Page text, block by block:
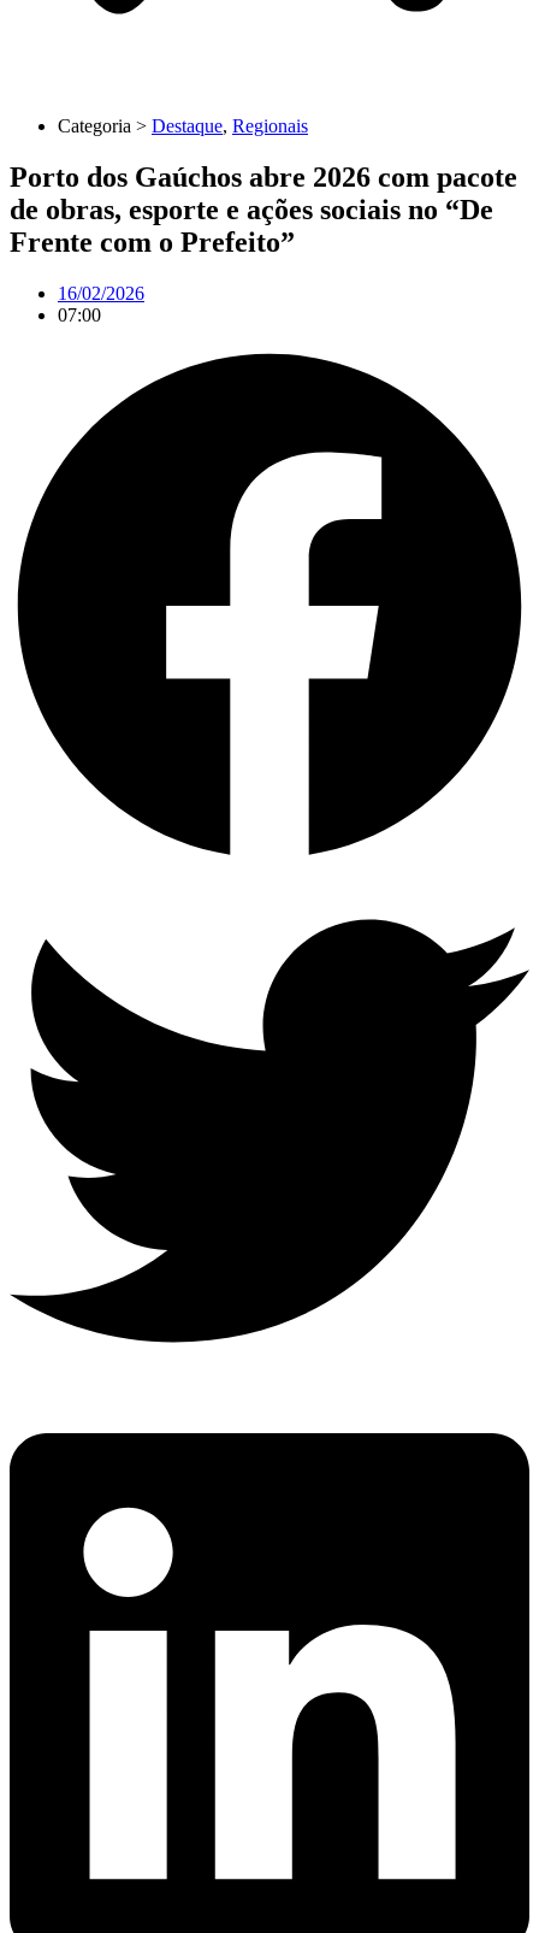
Categoria > Destaque, Regionais
Porto dos Gaúchos abre 2026 com pacote
de obras, esporte e ações sociais no “De
Frente com o Prefeito”
16/02/2026
07:00